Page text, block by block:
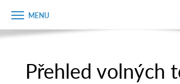
Úvodní strana
Zobrazit
menu
Přehled volných
Objednávka
dárkového
Jméno